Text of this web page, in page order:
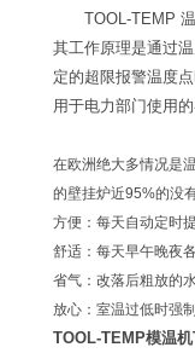
TOOL-TEMP 温
其工作原理是通过
定的超限报警温度
用于电力部门使用
在欧洲绝大多情况是
的壁挂炉近95%的没
方便：每天自动定时
舒适：每天早午晚夜
省气：改落后粗放的
放心：室温过低时强
TOOL-TEMP模温